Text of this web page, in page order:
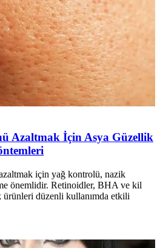
Azaltmak İçin Asya Güzellik
için yağ kontrolü, nazik
önemlidir. Retinoidler, BHA ve kil
düzenli kullanımda etkili